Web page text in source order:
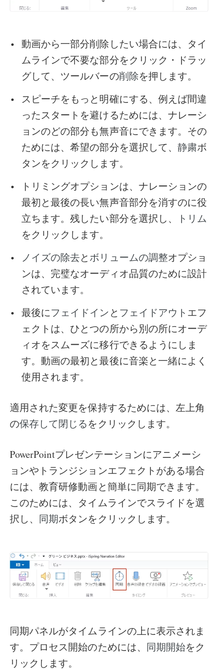
動画から一部分削除したい場合には、タイ
ムラインで不要な部分をクリック・ドラッ
グして、ツールバーの削除を押します。
スピーチをもっと明確にする、例えば間違
ったスタートを避けるためには、ナレーシ
ョンのどの部分も無声音にできます。その
ためには、希望の部分を選択して、 静粛ボ
タンをクリックします。
トリミングオプションは、ナレーションの
最初と最後の長い無声音部分を消すのに役
立ちます。残したい部分を選択し、
トリム
をクリックします。
ノイズの除去と ボリュームの調整オプショ
ンは、完璧なオーディオ品質のために設計
されています。
最後にフェイドイン と フェイドアウト エフ
ェクトは、ひとつの所から別の所にオーデ
ィオをスムーズに移行できるようにしま
す。動画の最初と最後に音楽と一緒によく
使用されます。
適用された変更を保持するためには、左上角
の保存して閉じるをクリックします。
PowerPointプレゼンテーションにアニメーシ
ョンやトランジションエフェクトがある場合
には、教育研修動画と簡単に同期できます。
このためには、タイムラインでスライドを選
択し、 同期ボタンをクリックします。
同期パネルがタイムラインの上に表示されま
す。プロセス開始のためには、
同期開始をク
リックします。